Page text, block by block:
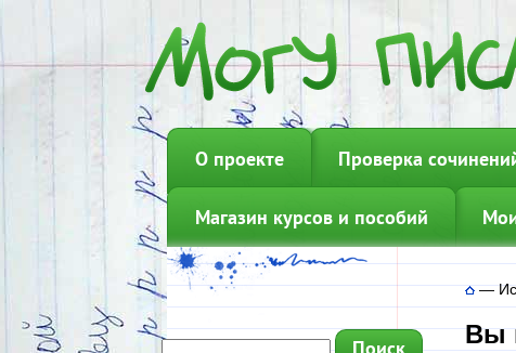
О проекте Проверка
Магазин курсов и пособий
—
Вы